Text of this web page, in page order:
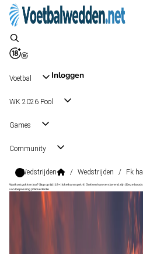
Inloggen
Voetbal
WK 2026 Pool
Games
Community
Wedstrijden / Wedstrijden / Fk
Wat kost gokken jou? Stop op tijd | 18+ | loketkansspel.nl | Gokken kan verslavend zijn | Deze
van toepassing | #Advertentie
1. Divisjon